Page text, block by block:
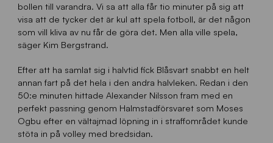
bollen till varandra. Vi sa att alla får tio minuter på sig att
visa att de tycker det är kul att spela fotboll, är det någon
som vill kliva av nu får de göra det. Men alla ville spela,
säger Kim Bergstrand.
Efter att ha samlat sig i halvtid fick Blåsvart snabbt en helt
annan fart på det hela i den andra halvleken. Redan i den
50:e minuten hittade Alexander Nilsson fram med en
perfekt passning genom Halmstadförsvaret som Moses
Ogbu efter en vältajmad löpning in i straffområdet kunde
stöta in på volley med bredsidan.